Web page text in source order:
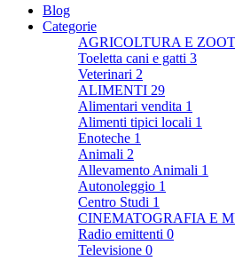
Blog
Categorie
AGRICOLTURA E
Toeletta cani e gatti 3
Veterinari 2
ALIMENTI 29
Alimentari vendita 1
Alimenti tipici locali 1
Enoteche 1
Animali 2
Allevamento Animali 1
Autonoleggio 1
Centro Studi 1
CINEMATOGRAFIA E
Radio emittenti 0
Televisione 0